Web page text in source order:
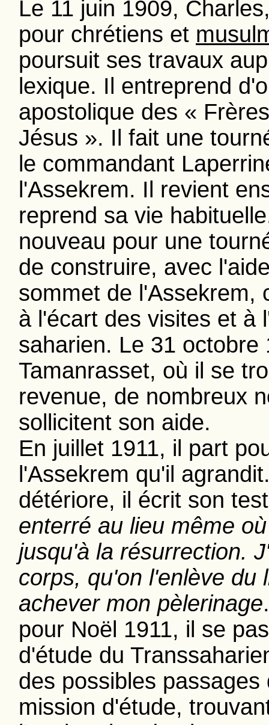
Le 11 juin 1909,
pour chrétiens et
poursuit ses travaux
lexique. Il entreprend
apostolique des «
Jésus ». Il fait une
le commandant
l'Assekrem. Il revient
reprend sa vie
nouveau pour une
de construire, avec
sommet de l'Assekrem,
à l'écart des visites et à
saharien. Le 31
Tamanrasset, où il se
revenue, de nombreux
sollicitent son aide.
En juillet 1911, il part
l'Assekrem qu'il
détériore, il écrit son
enterré au lieu même
jusqu'à la résurrection.
corps, qu'on l'enlève du
achever mon pèlerinage
pour Noël 1911, il se
d'étude du
des possibles
mission d'étude,